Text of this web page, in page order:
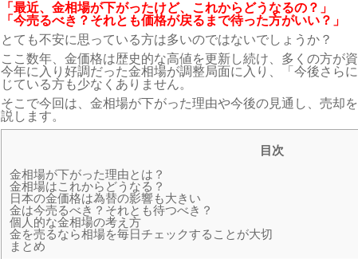
「最近、金相場が下がったけど、これからどうなるの？」
「今売るべき？それとも価格が戻るまで待った方がいい？」
とても不安に思っている方は多いのではないでしょうか？
ここ数年、金価格は歴史的な高値を更新し続け、多くの方が
今年に入り好調だった金相場が調整局面に入り、「今後さら
じている方も少なくありません。
そこで今回は、金相場が下がった理由や今後の見通し、売却
説します。
目次
金相場が下がった理由とは？
金相場はこれからどうなる？
日本の金価格は為替の影響も大きい
金は今売るべき？それとも待つべき？
個人的な金相場の考え方
金を売るなら相場を毎日チェックすることが大切
まとめ